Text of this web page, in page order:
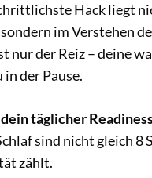
Hack liegt
im Verstehen
nur der Reiz – deine
in der Pause.
täglicher
sind nicht gleich 8
zählt.